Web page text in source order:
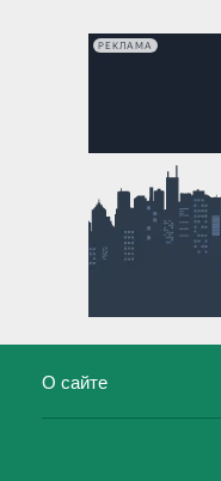
РЕКЛАМА
О сайте